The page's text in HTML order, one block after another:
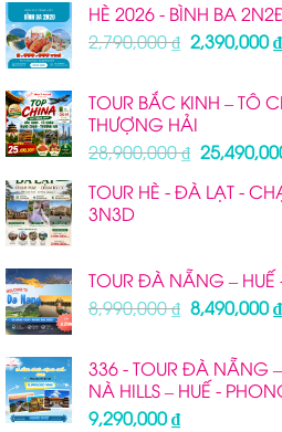
HÈ 2026 - BÌNH BA
2,790,000₫ Giá
2,790,000
2,390,000₫
TOUR BẮC KINH – TÔ
THƯỢNG HẢI
28,900,000₫ Giá
là:
TOUR HÈ - ĐÀ LẠT -
3N3D
TOUR ĐÀ NẴNG –
8,990,000₫ Giá
8,990,000 ₫.
8,490,000₫
336 - TOUR ĐÀ NẴNG
NÀ HILLS – HUẾ -
9,290,000₫